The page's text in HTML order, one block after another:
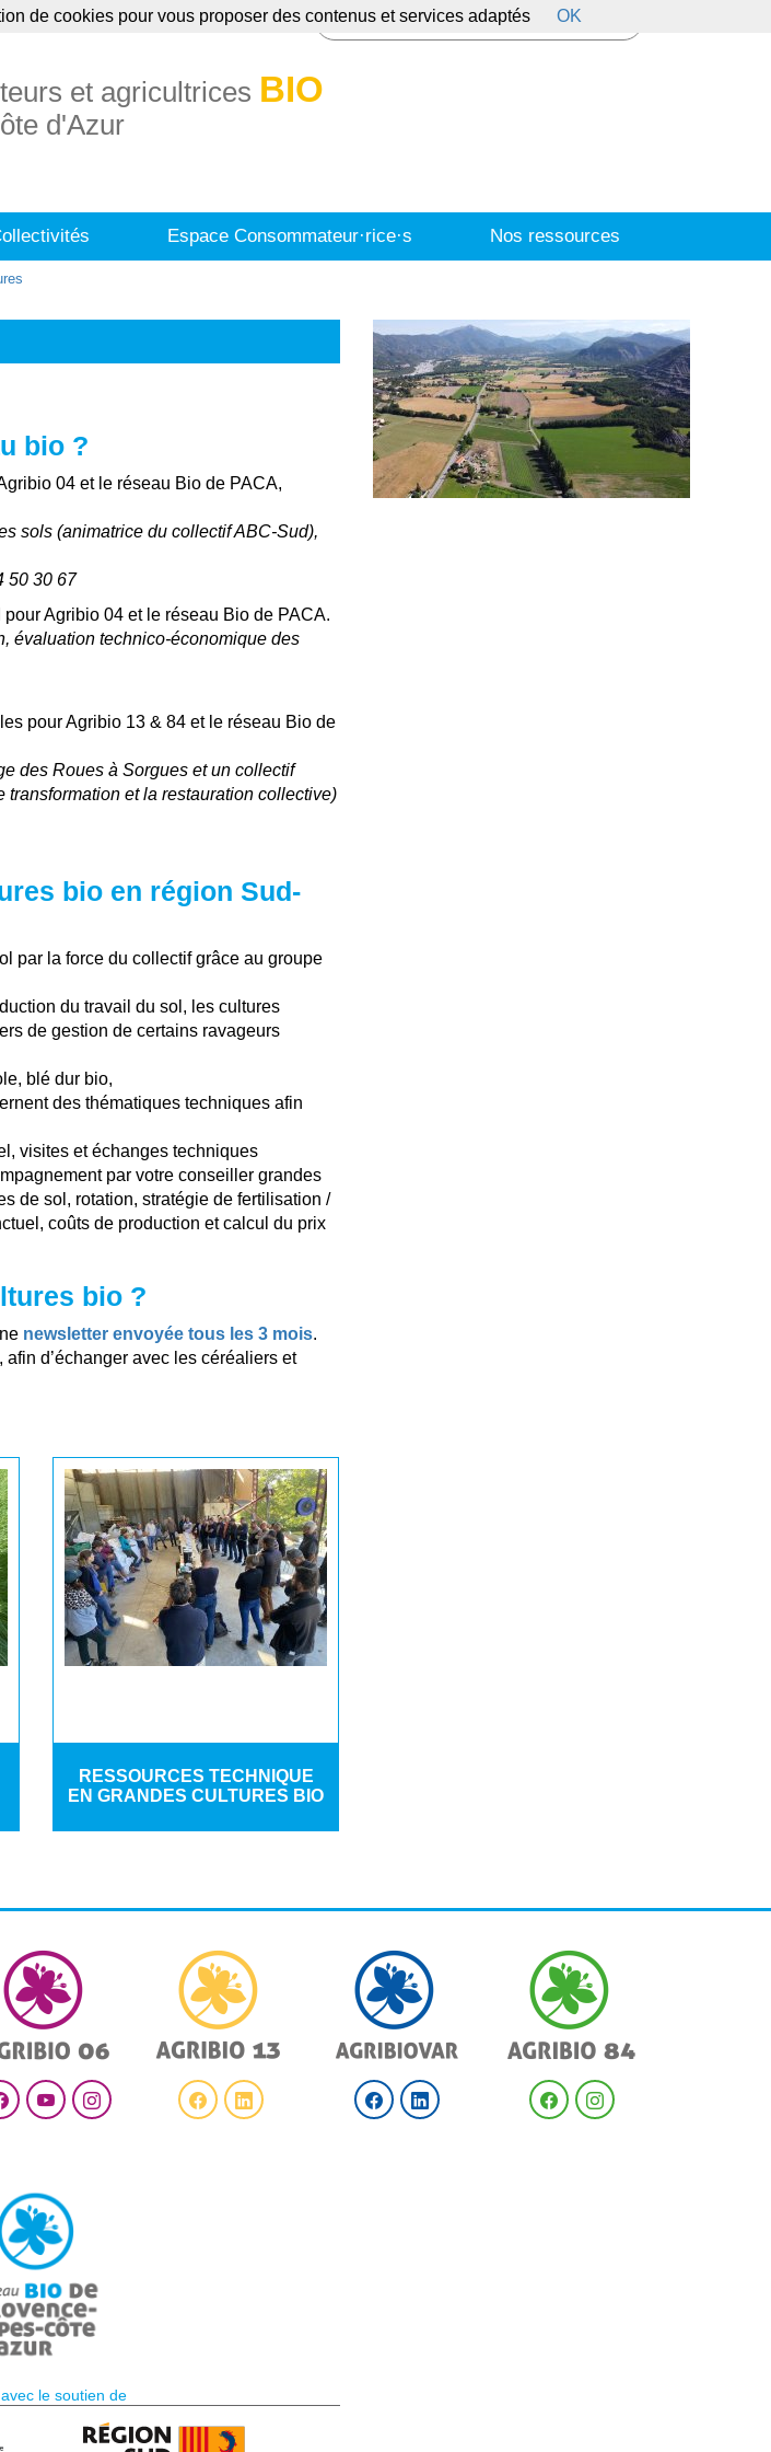
Formations Publications
et agricultrices BIO
d'Azur
Espace Consommateur·rice·s Nos ressources
bio ?
04 et le réseau Bio de PACA,
sols (animatrice du collectif ABC-Sud),
50 30 67
Agribio 04 et le réseau Bio de PACA.
évaluation technico-économique des
pour Agribio 13 & 84 et le réseau Bio de
des Roues à Sorgues et un collectif
et la restauration collective)
bio en région Sud-
par la force du collectif grâce au groupe
du travail du sol, les cultures
de gestion de certains ravageurs
blé dur bio,
des thématiques techniques afin
visites et échanges techniques
par votre conseiller grandes
de sol, rotation, stratégie de fertilisation /
coûts de production et calcul du prix
bio ?
newsletter envoyée tous les 3 mois.
d’échanger avec les céréaliers et
RESSOURCES TECHNIQUE
EN GRANDES CULTURES BIO
le soutien de
de cookies pour vous proposer des contenus et services adaptés OK